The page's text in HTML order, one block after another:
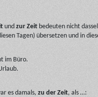
und zur Zeit bedeuten nicht
Tagen) übersetzen und in
im Büro.
es damals, zu der Zeit, als …: